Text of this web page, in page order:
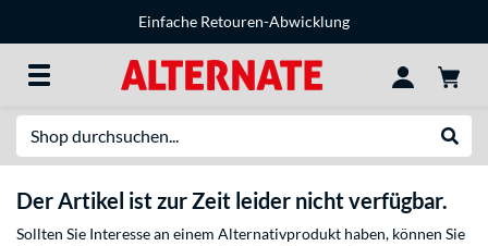
Einfache Retouren-Abwicklung
Der Artikel ist zur Zeit leider nicht verfügbar.
Sollten Sie Interesse an einem Alternativprodukt haben, können Sie